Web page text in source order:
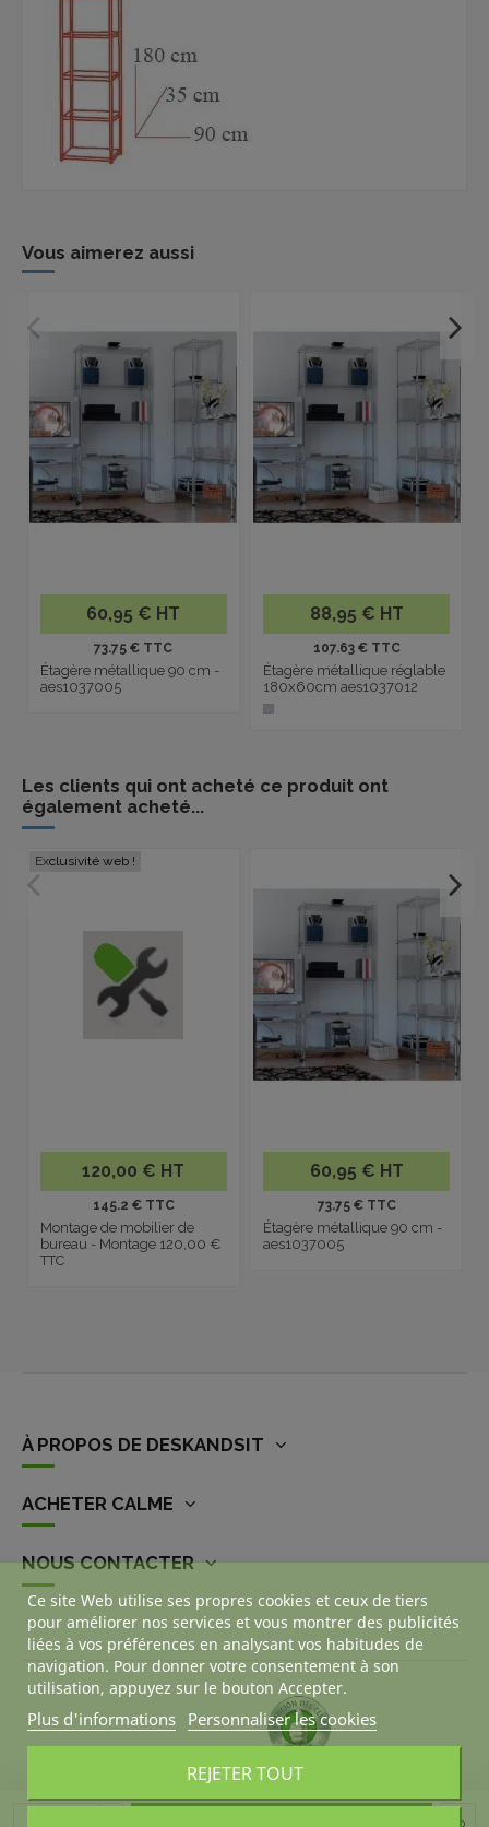
Vous aimerez aussi
60,95 € HT
73.75 € TTC
Étagère métallique 90 cm -
aes1037005
88,95 € HT
107.63 € TTC
Étagère métallique réglable
180x60cm aes1037012
Les clients qui ont acheté ce produit ont
également acheté...
Exclusivité web !
120,00 € HT
145.2 € TTC
Montage de mobilier de
bureau - Montage 120,00 €
TTC
60,95 € HT
73.75 € TTC
Étagère métallique 90 cm -
aes1037005
À PROPOS DE DESKANDSIT
ACHETER CALME
NOUS CONTACTER
Ce site Web utilise ses propres cookies et ceux de tiers
pour améliorer nos services et vous montrer des publicités
liées à vos préférences en analysant vos habitudes de
navigation. Pour donner votre consentement à son
utilisation, appuyez sur le bouton Accepter.
Plus d'informations Personnaliser les cookies
REJETER TOUT